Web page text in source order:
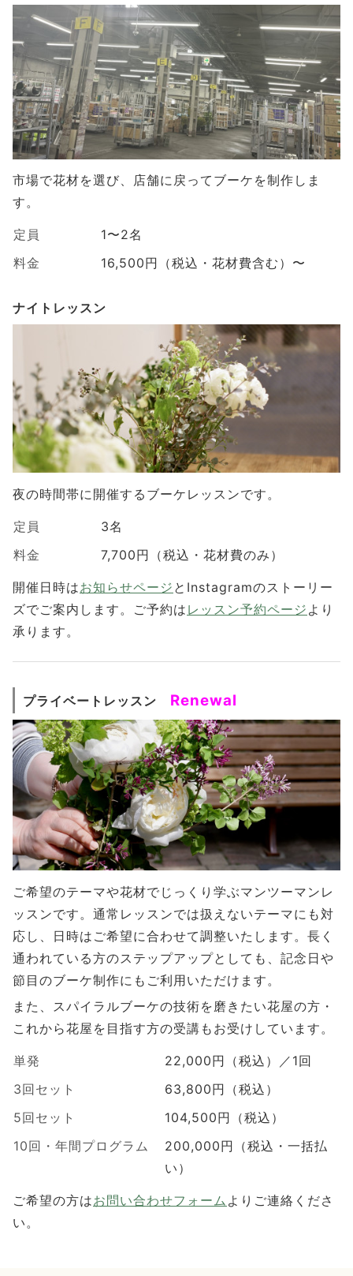
市場で花材を選び、店舗に戻ってブーケを制作しま
す。
定員
1〜2名
料金
16,500円（税込・花材費含む）〜
ナイトレッスン
夜の時間帯に開催するブーケレッスンです。
定員
3名
料金
7,700円（税込・花材費のみ）
開催日時はお知らせページ とInstagramのストーリー
ズでご案内します。ご予約は レッスン予約ページ より
承ります。
プライベートレッスン Renewal
ご希望のテーマや花材でじっくり学ぶマンツーマンレ
ッスンです。通常レッスンでは扱えないテーマにも対
応し、日時はご希望に合わせて調整いたします。長く
通われている方のステップアップとしても、記念日や
節目のブーケ制作にもご利用いただけます。
また、スパイラルブーケの技術を磨きたい花屋の方・
これから花屋を目指す方の受講もお受けしています。
単発
22,000円（税込）／1回
3回セット
63,800円（税込）
5回セット
104,500円（税込）
10回・年間プログラム
200,000円（税込・一括払
い）
ご希望の方はお問い合わせフォーム よりご連絡くださ
い。